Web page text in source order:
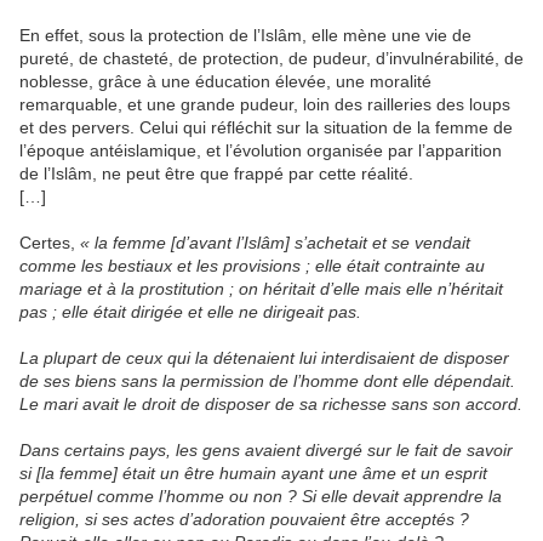
En effet, sous la protection de l’Islâm, elle mène une vie de
pureté, de chasteté, de protection, de pudeur, d’invulnérabilité, de
noblesse, grâce à une éducation élevée, une moralité
remarquable, et une grande pudeur, loin des railleries des loups
et des pervers. Celui qui réfléchit sur la situation de la femme de
l’époque antéislamique, et l’évolution organisée par l’apparition
de l’Islâm, ne peut être que frappé par cette réalité.
[…]
Certes, « la femme [d’avant l’Islâm] s’achetait et se vendait
comme les bestiaux et les provisions ; elle était contrainte au
mariage et à la prostitution ; on héritait d’elle mais elle n’héritait
pas ; elle était dirigée et elle ne dirigeait pas.
La plupart de ceux qui la détenaient lui interdisaient de disposer
de ses biens sans la permission de l’homme dont elle dépendait.
Le mari avait le droit de disposer de sa richesse sans son accord.
Dans certains pays, les gens avaient divergé sur le fait de savoir
si [la femme] était un être humain ayant une âme et un esprit
perpétuel comme l’homme ou non ? Si elle devait apprendre la
religion, si ses actes d’adoration pouvaient être acceptés ?